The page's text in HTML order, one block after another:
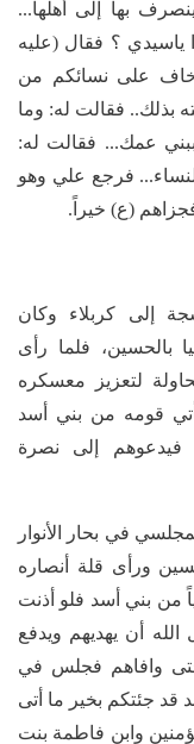
بها إلى أهلها...
ياسيدي ؟ فقال (عليه
على نسائكم من
بذلك.. فقالت له: وما
عمك... فقالت له:
فرجع علي وهو
(ع) خيراً.
إلى كربلاء وكان
بالحسين، فلما رأى
لتعزيز معسكره
قومه من بني أسد
فيدعوهم إلى نصرة
في مقتله (ج1ص243)، والمجلسي في بحار الأنوار
ورأى قلة أنصاره
من بني أسد فلو أذنت
أن يهديهم ويدفع
وافاهم فجلس في
قد جئتكم بخير ما أتى
وابن فاطمة بنت